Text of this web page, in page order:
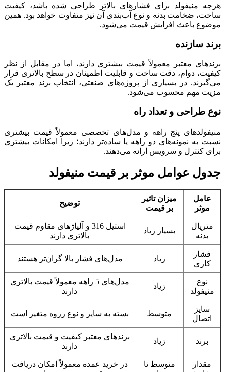
هرچه منیفولد برای فشارهای بالاتر طراحی شده باشد، کیفیت
ساخت، ضخامت بدنه و نوع آب‌بندی آن نیز متفاوت خواهد بود. همین
موضوع باعث افزایش قیمت می‌شود.
برند سازنده
برندهای معتبر معمولاً قیمت بیشتری دارند، اما در مقابل از نظر
کیفیت، دوام، دقت ساخت و قابلیت اطمینان در سطح بالاتری قرار
می‌گیرند. در بسیاری از پروژه‌های صنعتی، انتخاب برند معتبر یک
مزیت مهم محسوب می‌شود.
نوع طراحی و تعداد راه
منیفولدهای پنج راهه و مدل‌های تخصصی معمولاً قیمت بیشتری
نسبت به نمونه‌های دو راهه یا ساده‌تر دارند؛ زیرا امکانات بیشتری
برای کنترل و سرویس ارائه می‌دهند.
جدول عوامل موثر بر قیمت منیفولد
عامل
موثر
میزان تاثیر
بر قیمت
توضیح
متریال
بدنه
بسیار زیاد
استیل 316 و آلیاژهای مقاوم قیمت
بالاتری دارند
فشار
کاری
زیاد مدل‌های فشار بالا گران‌تر هستند
نوع
منیفولد
زیاد
مدل‌های 5 راهه معمولاً قیمت بالاتری
دارند
سایز
اتصال
متوسط بسته به سایز و نوع رزوه متغیر است
برند زیاد
برندهای معتبر کیفیت و قیمت بالاتری
دارند
مقدار
متوسط تا
در خرید عمده معمولاً امکان دریافت